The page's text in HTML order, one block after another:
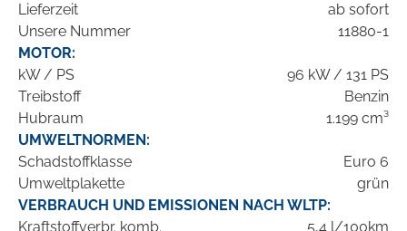
Lieferzeit
ab sofort
Unsere Nummer
11880-1
MOTOR:
kW / PS
96 kW / 131 PS
Treibstoff
Benzin
Hubraum
1.199 cm³
UMWELTNORMEN:
Schadstoffklasse
Euro 6
Umweltplakette
grün
VERBRAUCH UND EMISSIONEN NACH WLTP:
Kraftstoffverbr. komb.
5,4 l/100km